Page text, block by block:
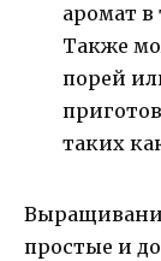
аромат в
Также
порей
таких
простые и